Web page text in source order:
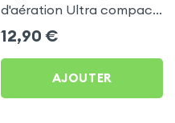
d'aération Ultra compact
pour Crosscall Stellar
M6E
12,90 €
AJOUTER